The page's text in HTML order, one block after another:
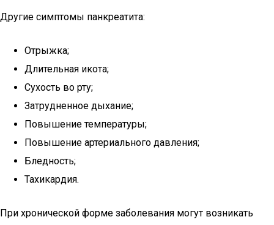
Другие симптомы панкреатита:
Отрыжка;
Длительная икота;
Сухость во рту;
Затрудненное дыхание;
Повышение температуры;
Повышение артериального давления;
Бледность;
Тахикардия.
При хронической форме заболевания могут возникать